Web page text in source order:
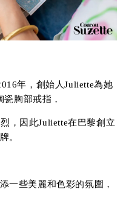
年，創始人Juliette為她
胸部戒指，
，因此Juliette在巴黎創立
。
一些美麗和色彩的氛圍，